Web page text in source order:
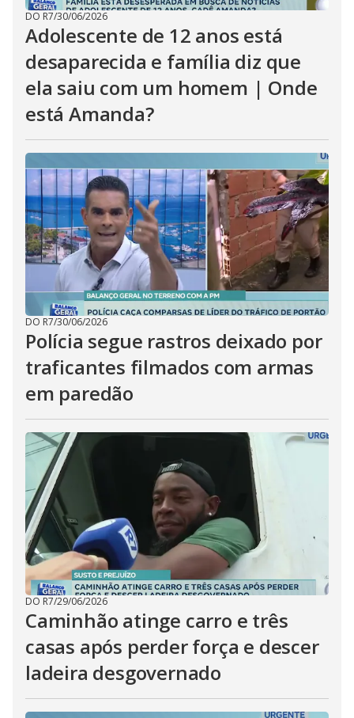
DO R7/30/06/2026
Adolescente de 12 anos está
desaparecida e família diz que
ela saiu com um homem | Onde
está Amanda?
DO R7/30/06/2026
Polícia segue rastros deixado por
traficantes filmados com armas
em paredão
DO R7/29/06/2026
Caminhão atinge carro e três
casas após perder força e descer
ladeira desgovernado